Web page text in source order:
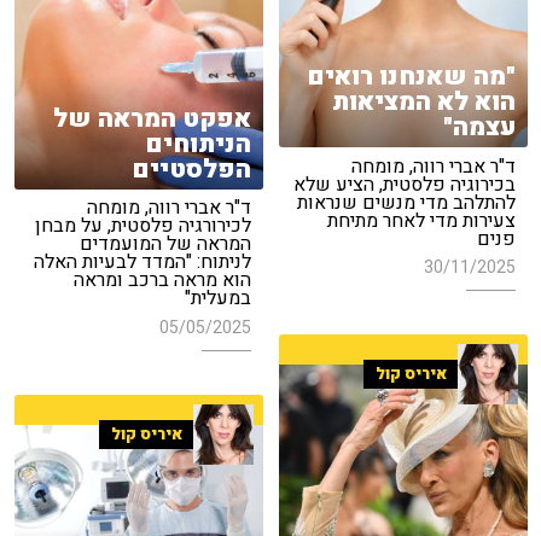
"מה שאנחנו רואים
הוא לא המציאות
עצמה"
ד"ר אברי רווה, מומחה
בכירוגיה פלסטית, הציע שלא
להתלהב מדי מנשים שנראות
צעירות מדי לאחר מתיחת
פנים
30/11/2025
אפקט המראה של
הניתוחים
הפלסטיים
ד"ר אברי רווה, מומחה
לכירורגיה פלסטית, על מבחן
המראה של המועמדים
לניתוח: "המדד לבעיות האלה
הוא מראה ברכב ומראה
במעלית"
05/05/2025
איריס קול
איריס קול